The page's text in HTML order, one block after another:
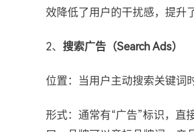
效降低了用户的干扰感，提升
2、搜索广告（Search Ads）
位置：当用户主动搜索关键词
形式：通常有“广告”标识，直